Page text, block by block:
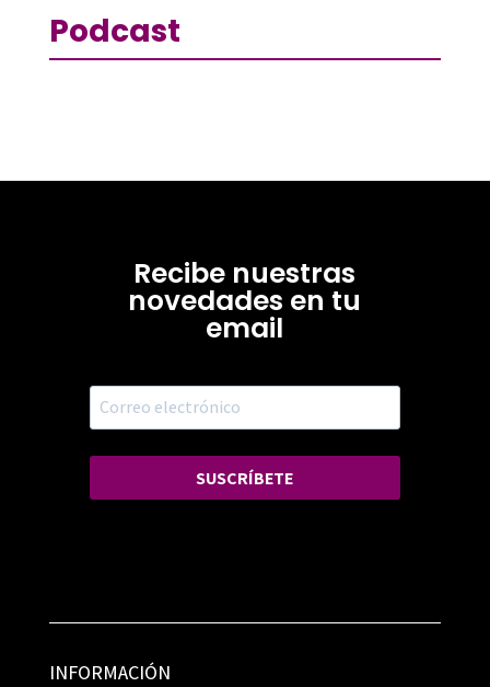
Podcast
Recibe nuestras
novedades en tu
email
SUSCRÍBETE
INFORMACIÓN